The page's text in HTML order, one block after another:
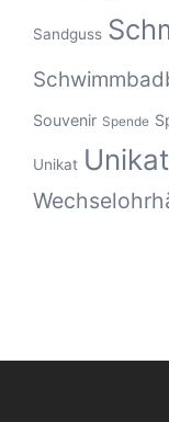
Sandguss
Souvenir Spende
Unikat